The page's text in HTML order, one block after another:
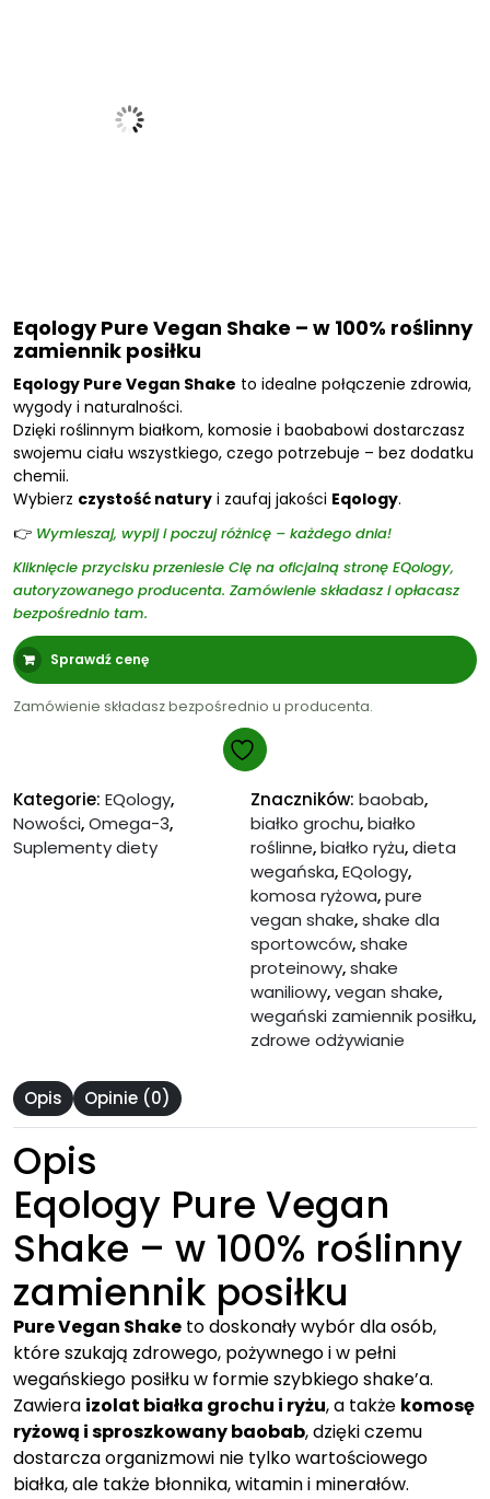
Eqology Pure Vegan Shake – w 100% roślinny
zamiennik posiłku
Eqology Pure Vegan Shake to idealne połączenie zdrowia,
wygody i naturalności.
Dzięki roślinnym białkom, komosie i baobabowi dostarczasz
swojemu ciału wszystkiego, czego potrzebuje – bez dodatku
chemii.
Wybierz czystość natury i zaufaj jakości Eqology.
👉 Wymieszaj, wypij i poczuj różnicę – każdego dnia!
Kliknięcie przycisku przeniesie Cię na oficjalną stronę EQology,
autoryzowanego producenta. Zamówienie składasz i opłacasz
bezpośrednio tam.
Sprawdź cenę
Zamówienie składasz bezpośrednio u producenta.
Kategorie: EQology,
Nowości,Omega-3,
Suplementy diety
Znaczników: baobab,
białko grochu,białko
roślinne,białko ryżu,dieta
wegańska,EQology,
komosa ryżowa,pure
vegan shake,shake dla
sportowców,shake
proteinowy,shake
waniliowy,vegan shake,
wegański zamiennik posiłku,
zdrowe odżywianie
Opis Opinie (0)
Opis
Eqology Pure Vegan
Shake – w 100% roślinny
zamiennik posiłku
Pure Vegan Shake to doskonały wybór dla osób,
które szukają zdrowego, pożywnego i w pełni
wegańskiego posiłku w formie szybkiego shake’a.
Zawiera izolat białka grochu i ryżu, a także komosę
ryżową i sproszkowany baobab, dzięki czemu
dostarcza organizmowi nie tylko wartościowego
białka, ale także błonnika, witamin i minerałów.